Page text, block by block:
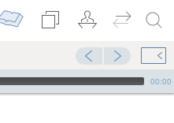
00:00